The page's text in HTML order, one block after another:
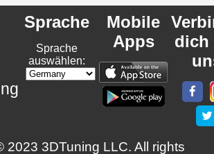
Sprache
Sprache
auswählen:
Mobile
Apps
dich
2023 3DTuning LLC. All rights